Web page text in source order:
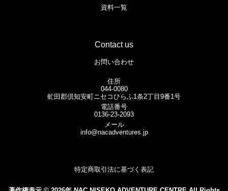
資料一覧
Contact us
お問い合わせ
住所
044-0080
虻田郡倶知安町ニセコひらふ1条2丁目9番1号
電話番号
0136-23-2093
メール
info@nacadventures.jp
特定商取引法に基づく表記